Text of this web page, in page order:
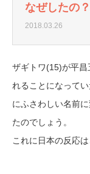
なぜしたの
2018.03.26
ザギトワ(15)が平昌
れることになって
にふさわしい名前
たのでしょう。
これに日本の反応